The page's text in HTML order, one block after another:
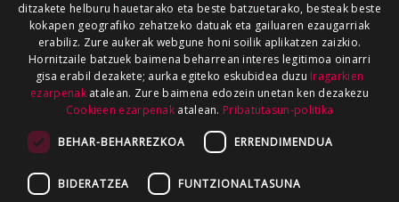
ditzakete helburu hauetarako eta beste batzuetarako, besteak beste
kokapen geografiko zehatzeko datuak eta gailuaren ezaugarriak
erabiliz. Zure aukerak webgune honi soilik aplikatzen zaizkio.
Hornitzaile batzuek baimena beharrean interes legitimoa oinarri
gisa erabil dezakete; aurka egiteko eskubidea duzu Iragarkien
ezarpenakatalean. Zure baimena edozein unetan ken dezakezu
Cookieen ezarpenak atalean. Pribatutasun-politika
BEHAR-BEHARREZKOA ERRENDIMENDUA
BIDERATZEA FUNTZIONALTASUNA